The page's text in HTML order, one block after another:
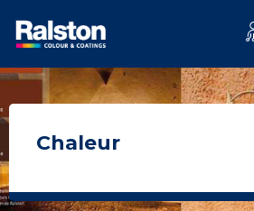
Chaleur